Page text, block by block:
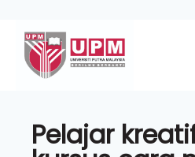
Pelajar